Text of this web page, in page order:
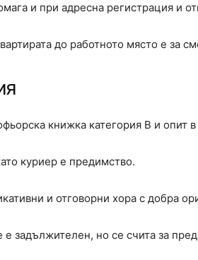
и при адресна регистрация и
до работното място е за
книжка категория B и опит
куриер е предимство.
и отговорни хора с добра
е задължителен, но се счита за